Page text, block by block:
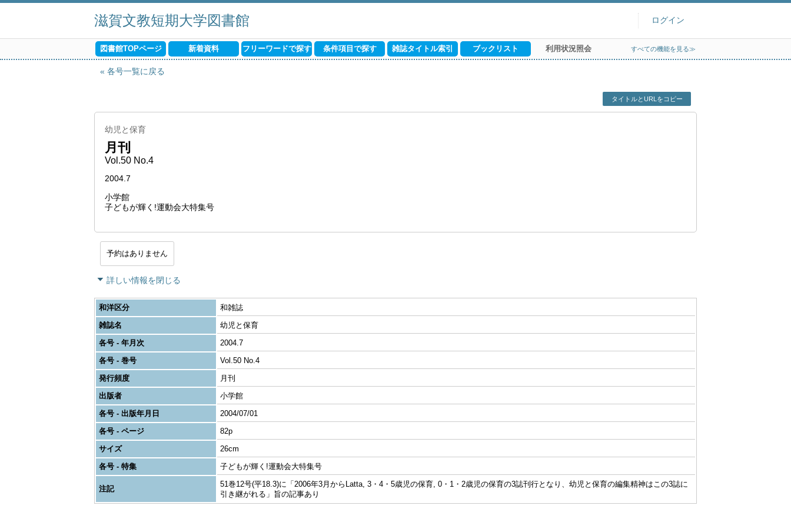
滋賀文教短期大学図書館 ログイン
図書館TOPページ 新着資料 フリーワードで探す 条件項目で探す 雑誌タイトル索引 ブックリスト 利用状況照会 すべての機能を見る≫
各号一覧に戻る
タイトルとURLをコピー
幼児と保育
月刊
Vol.50 No.4
2004.7
小学館
子どもが輝く!運動会大特集号
予約はありません
詳しい情報を閉じる
和洋区分
和雑誌
雑誌名
幼児と保育
各号 - 年月次
2004.7
各号 - 巻号
Vol.50 No.4
発行頻度
月刊
出版者
小学館
各号 - 出版年月日
2004/07/01
各号 - ページ
82p
サイズ
26cm
各号 - 特集
子どもが輝く!運動会大特集号
注記
51巻12号(平18.3)に「2006年3月からLatta, 3・4・5歳児の保育, 0・1・2歳児の保育の3誌刊行となり、幼児と保育の編集精神はこの3誌に
引き継がれる」旨の記事あり